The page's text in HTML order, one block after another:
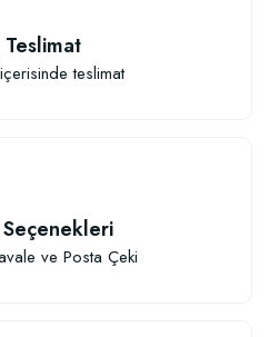
Teslimat
teslimat
ve Posta Çeki